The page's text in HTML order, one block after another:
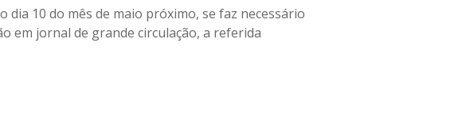
dia 10 do mês de maio próximo, se faz necessário
em jornal de grande circulação, a referida